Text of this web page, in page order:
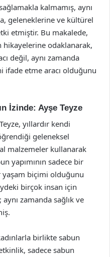
kalmamış, aynı
geleneklerine ve kültürel
etmiştir. Bu makalede,
hikayelerine odaklanarak,
değil, aynı zamanda
ifade etme aracı olduğunu
İzinde: Ayşe Teyze
yıllardır kendi
geleneksel
malzemeler kullanarak
yapımının sadece bir
yaşam biçimi olduğunu
birçok insan için
zamanda sağlık ve
birlikte sabun
sadece sabun